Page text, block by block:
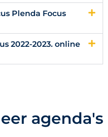
Plenda Focus
2022-2023. online
agenda's